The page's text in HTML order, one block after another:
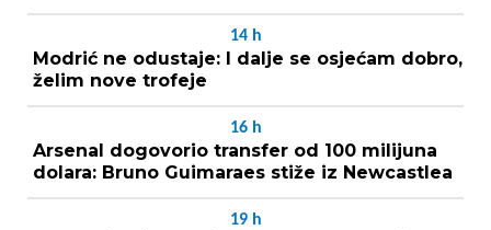
14 h
Modrić ne odustaje: I dalje se osjećam dobro,
želim nove trofeje
16 h
Arsenal dogovorio transfer od 100 milijuna
dolara: Bruno Guimaraes stiže iz Newcastlea
19 h